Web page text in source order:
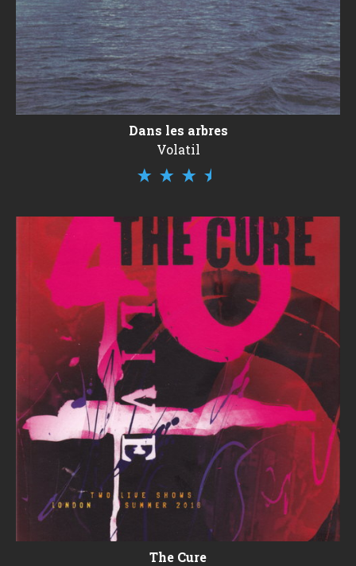
Dans les arbres
Volatil
The Cure